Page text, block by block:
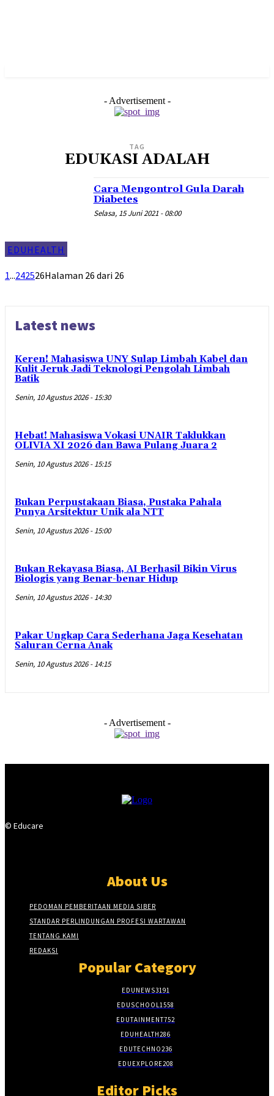
- Advertisement -
TAG
EDUKASI ADALAH
EDUHEALTH
Cara Mengontrol Gula Darah
Diabetes
Selasa, 15 Juni 2021 - 08:00
1...242526Halaman 26 dari 26
Latest news
Keren! Mahasiswa UNY Sulap Limbah Kabel dan
Kulit Jeruk Jadi Teknologi Pengolah Limbah
Batik
Senin, 10 Agustus 2026 - 15:30
Hebat! Mahasiswa Vokasi UNAIR Taklukkan
OLIVIA XI 2026 dan Bawa Pulang Juara 2
Senin, 10 Agustus 2026 - 15:15
Bukan Perpustakaan Biasa, Pustaka Pahala
Punya Arsitektur Unik ala NTT
Senin, 10 Agustus 2026 - 15:00
Bukan Rekayasa Biasa, AI Berhasil Bikin Virus
Biologis yang Benar-benar Hidup
Senin, 10 Agustus 2026 - 14:30
Pakar Ungkap Cara Sederhana Jaga Kesehatan
Saluran Cerna Anak
Senin, 10 Agustus 2026 - 14:15
- Advertisement -
© Educare
About Us
PEDOMAN PEMBERITAAN MEDIA SIBER
STANDAR PERLINDUNGAN PROFESI WARTAWAN
TENTANG KAMI
REDAKSI
Popular Category
EDUNEWS3191
EDUSCHOOL1558
EDUTAINMENT752
EDUHEALTH286
EDUTECHNO236
EDUEXPLORE208
Editor Picks